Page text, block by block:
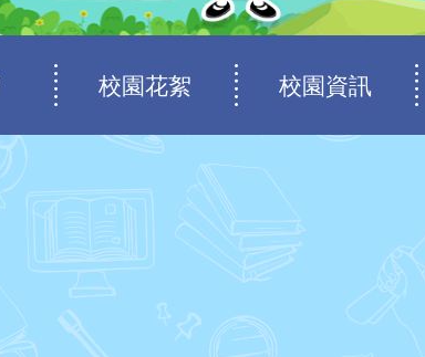
校園花絮 校園資訊